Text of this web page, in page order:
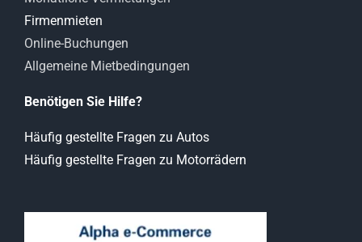
Firmenmieten
Online-Buchungen
Allgemeine Mietbedingungen
Benötigen Sie Hilfe?
Häufig gestellte Fragen zu Autos
Häufig gestellte Fragen zu Motorrädern